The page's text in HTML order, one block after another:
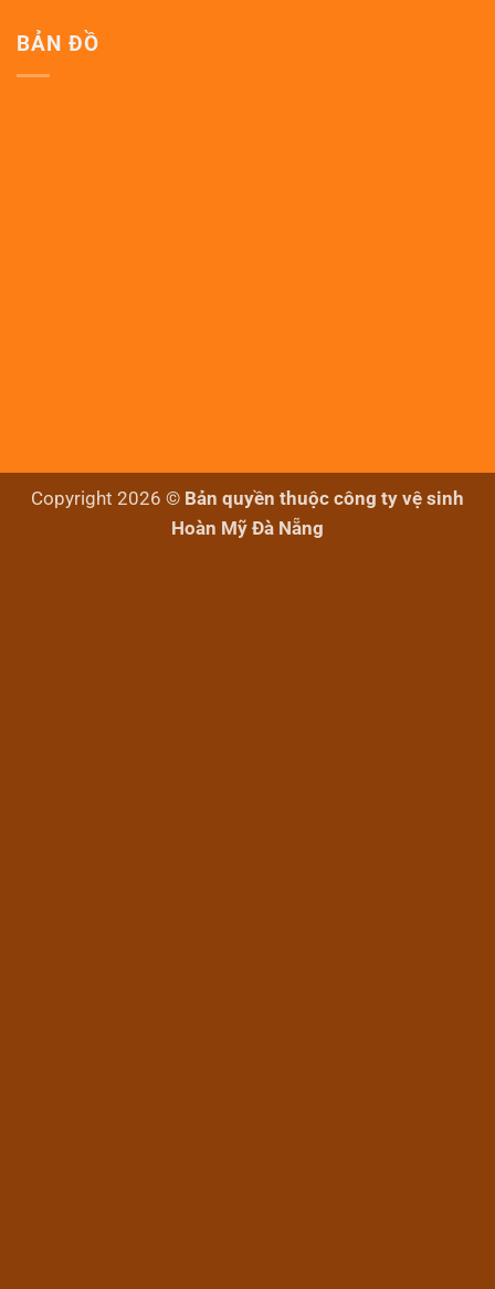
BẢN ĐỒ
Copyright 2026 © Bản quyền thuộc công ty vệ sinh
Hoàn Mỹ Đà Nẵng